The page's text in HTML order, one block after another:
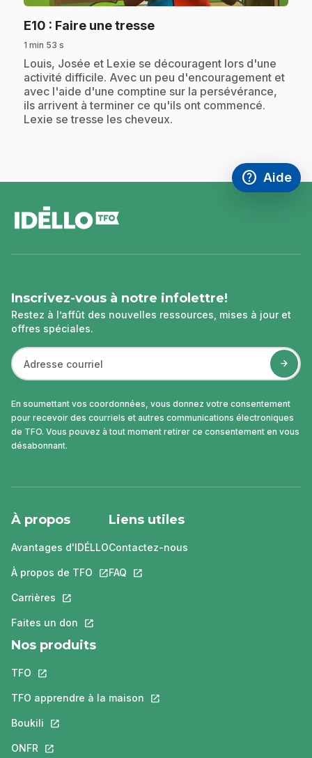
E10 : Faire une tresse.
1 min 53 s
.Louis, Josée et Lexie se découragent lors d'une
activité difficile. Avec un peu d'encouragement et
avec l'aide d'une comptine sur la persévérance,
ils arrivent à terminer ce qu'ils ont commencé.
Lexie se tresse les cheveux.
help
Accéder à
Aide
,Ce lien
de
page
Inscrivez-vous à notre infolettre!
Restez à l’affût des nouvelles ressources, mises à jour et
offres spéciales.
En soumettant vos coordonnées, vous donnez votre consentement
pour recevoir des courriels et autres communications électroniques
de TFO. Vous pouvez à tout moment retirer ce consentement en vous
désabonnant.
À propos
Avantages d'IDÉLLO
À propos de TFO Ce lien s'ouvrira dans un nouvel onglet.
Carrières Ce lien s'ouvrira dans un nouvel onglet.
Faites un don Ce lien s'ouvrira dans un nouvel onglet.
Liens utiles
Contactez-nous
FAQ Ce lien s'ouvrira dans un nouvel
Nos produits
TFO Ce lien s'ouvrira dans un nouvel onglet.
TFO apprendre à la maison Ce lien s'ouvrira dans un nouvel
Boukili Ce lien s'ouvrira dans un nouvel onglet.
ONFR Ce lien s'ouvrira dans un nouvel onglet.